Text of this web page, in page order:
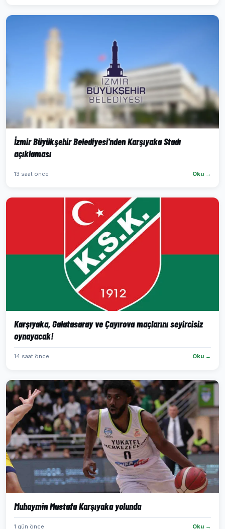
İzmir Büyükşehir Belediyesi'nden Karşıyaka Stadı
açıklaması
13 saat önce Oku →
Karşıyaka, Galatasaray ve Çayırova maçlarını seyircisiz
oynayacak!
14 saat önce Oku →
Muhaymin Mustafa Karşıyaka yolunda
1 gün önce Oku →